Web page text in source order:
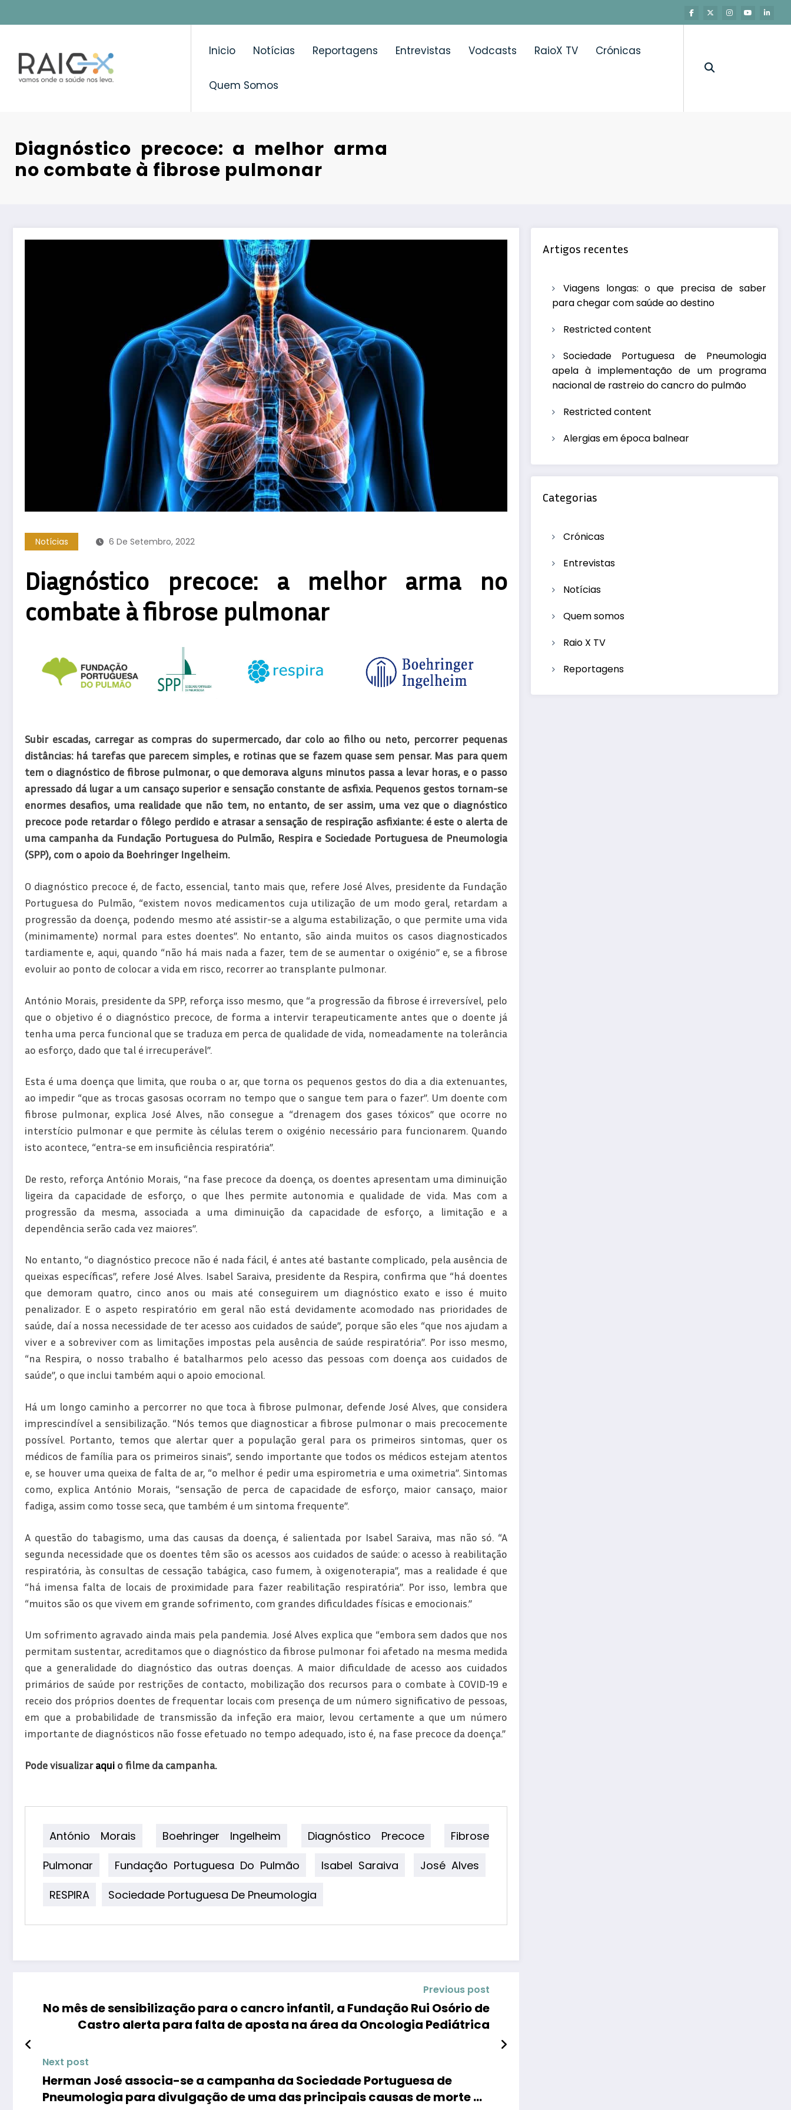
para
conteúdo
Inicio Notícias Reportagens Entrevistas Vodcasts RaioX TV Crónicas
Quem Somos
Diagnóstico precoce: a melhor arma
no combate à fibrose pulmonar
Notícias 6 De Setembro, 2022
Diagnóstico precoce: a melhor arma no
combate à fibrose pulmonar
Subir escadas, carregar as compras do supermercado, dar colo ao filho ou neto, percorrer pequenas
distâncias: há tarefas que parecem simples, e rotinas que se fazem quase sem pensar. Mas para quem
tem o diagnóstico de fibrose pulmonar, o que demorava alguns minutos passa a levar horas, e o passo
apressado dá lugar a um cansaço superior e sensação constante de asfixia. Pequenos gestos tornam-se
enormes desafios, uma realidade que não tem, no entanto, de ser assim, uma vez que o diagnóstico
precoce pode retardar o fôlego perdido e atrasar a sensação de respiração asfixiante: é este o alerta de
uma campanha da Fundação Portuguesa do Pulmão, Respira e Sociedade Portuguesa de Pneumologia
(SPP), com o apoio da Boehringer Ingelheim.
O diagnóstico precoce é, de facto, essencial, tanto mais que, refere José Alves, presidente da Fundação
Portuguesa do Pulmão, “existem novos medicamentos cuja utilização de um modo geral, retardam a
progressão da doença, podendo mesmo até assistir-se a alguma estabilização, o que permite uma vida
(minimamente) normal para estes doentes”. No entanto, são ainda muitos os casos diagnosticados
tardiamente e, aqui, quando “não há mais nada a fazer, tem de se aumentar o oxigénio” e, se a fibrose
evoluir ao ponto de colocar a vida em risco, recorrer ao transplante pulmonar.
António Morais, presidente da SPP, reforça isso mesmo, que “a progressão da fibrose é irreversível, pelo
que o objetivo é o diagnóstico precoce, de forma a intervir terapeuticamente antes que o doente já
tenha uma perca funcional que se traduza em perca de qualidade de vida, nomeadamente na tolerância
ao esforço, dado que tal é irrecuperável”.
Esta é uma doença que limita, que rouba o ar, que torna os pequenos gestos do dia a dia extenuantes,
ao impedir “que as trocas gasosas ocorram no tempo que o sangue tem para o fazer”. Um doente com
fibrose pulmonar, explica José Alves, não consegue a “drenagem dos gases tóxicos” que ocorre no
interstício pulmonar e que permite às células terem o oxigénio necessário para funcionarem. Quando
isto acontece, “entra-se em insuficiência respiratória”.
De resto, reforça António Morais, “na fase precoce da doença, os doentes apresentam uma diminuição
ligeira da capacidade de esforço, o que lhes permite autonomia e qualidade de vida. Mas com a
progressão da mesma, associada a uma diminuição da capacidade de esforço, a limitação e a
dependência serão cada vez maiores”.
No entanto, “o diagnóstico precoce não é nada fácil, é antes até bastante complicado, pela ausência de
queixas específicas”, refere José Alves. Isabel Saraiva, presidente da Respira, confirma que “há doentes
que demoram quatro, cinco anos ou mais até conseguirem um diagnóstico exato e isso é muito
penalizador. E o aspeto respiratório em geral não está devidamente acomodado nas prioridades de
saúde, daí a nossa necessidade de ter acesso aos cuidados de saúde”, porque são eles “que nos ajudam a
viver e a sobreviver com as limitações impostas pela ausência de saúde respiratória”. Por isso mesmo,
“na Respira, o nosso trabalho é batalharmos pelo acesso das pessoas com doença aos cuidados de
saúde”, o que inclui também aqui o apoio emocional.
Há um longo caminho a percorrer no que toca à fibrose pulmonar, defende José Alves, que considera
imprescindível a sensibilização. “Nós temos que diagnosticar a fibrose pulmonar o mais precocemente
possível. Portanto, temos que alertar quer a população geral para os primeiros sintomas, quer os
médicos de família para os primeiros sinais”, sendo importante que todos os médicos estejam atentos
e, se houver uma queixa de falta de ar, “o melhor é pedir uma espirometria e uma oximetria”. Sintomas
como, explica António Morais, “sensação de perca de capacidade de esforço, maior cansaço, maior
fadiga, assim como tosse seca, que também é um sintoma frequente”.
A questão do tabagismo, uma das causas da doença, é salientada por Isabel Saraiva, mas não só. “A
segunda necessidade que os doentes têm são os acessos aos cuidados de saúde: o acesso à reabilitação
respiratória, às consultas de cessação tabágica, caso fumem, à oxigenoterapia”, mas a realidade é que
“há imensa falta de locais de proximidade para fazer reabilitação respiratória”. Por isso, lembra que
“muitos são os que vivem em grande sofrimento, com grandes dificuldades físicas e emocionais.”
Um sofrimento agravado ainda mais pela pandemia. José Alves explica que “embora sem dados que nos
permitam sustentar, acreditamos que o diagnóstico da fibrose pulmonar foi afetado na mesma medida
que a generalidade do diagnóstico das outras doenças. A maior dificuldade de acesso aos cuidados
primários de saúde por restrições de contacto, mobilização dos recursos para o combate à COVID-19 e
receio dos próprios doentes de frequentar locais com presença de um número significativo de pessoas,
em que a probabilidade de transmissão da infeção era maior, levou certamente a que um número
importante de diagnósticos não fosse efetuado no tempo adequado, isto é, na fase precoce da doença.”
Pode visualizaraqui o filme da campanha.
António Morais Boehringer Ingelheim Diagnóstico Precoce
Fibrose
Pulmonar
Fundação Portuguesa Do Pulmão Isabel Saraiva
José Alves
RESPIRA
Sociedade Portuguesa De Pneumologia
Previous post
No mês de sensibilização para o cancro infantil, a Fundação Rui Osório de
Castro alerta para falta de aposta na área da Oncologia Pediátrica
Next post
Herman José associa-se a campanha da Sociedade Portuguesa de
Pneumologia para divulgação de uma das principais causas de morte no
Artigos recentes
Viagens longas: o que precisa de saber
para chegar com saúde ao destino
Restricted content
Sociedade Portuguesa de Pneumologia
apela à implementação de um programa
nacional de rastreio do cancro do pulmão
Restricted content
Alergias em época balnear
Categorias
Crónicas
Entrevistas
Notícias
Quem somos
Raio X TV
Reportagens